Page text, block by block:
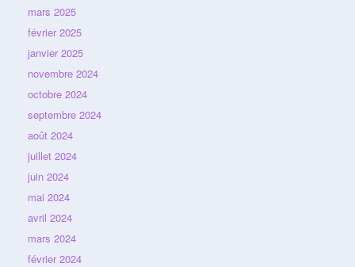
mars 2025
février 2025
janvier 2025
novembre 2024
octobre 2024
septembre 2024
août 2024
juillet 2024
juin 2024
mai 2024
avril 2024
mars 2024
février 2024